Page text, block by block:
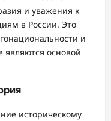
и уважения к
в России. Это
и
являются основой
историческому